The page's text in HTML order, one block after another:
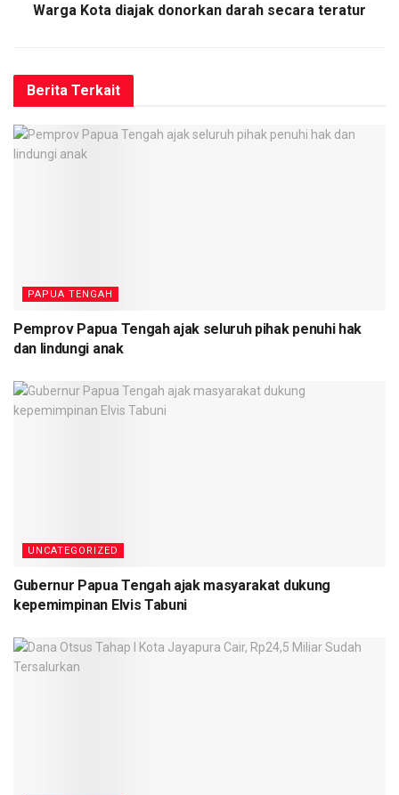
Warga Kota diajak donorkan darah secara teratur
Berita Terkait
PAPUA TENGAH
Pemprov Papua Tengah ajak seluruh pihak penuhi hak
dan lindungi anak
UNCATEGORIZED
Gubernur Papua Tengah ajak masyarakat dukung
kepemimpinan Elvis Tabuni